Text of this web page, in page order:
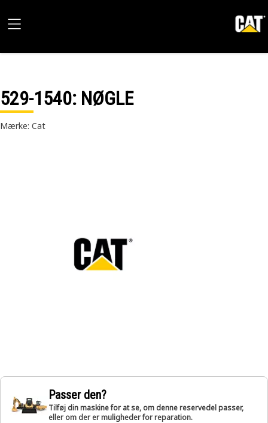
529-1540: NØGLE
Mærke: Cat
Passer den?
Tilføj din maskine for at se, om denne reservedel passer,
eller om der er muligheder for reparation.